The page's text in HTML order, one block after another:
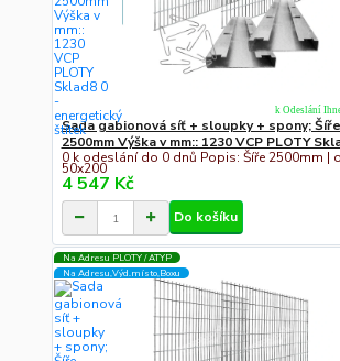
Sada gabionová síť + sloupky + spony; Šíře
2500mm Výška v mm:: 1230 VCP PLOTY
0 k odeslání do 0 dnů Popis: Šíře 2500mm |
50x200
4 547 Kč
k Odeslání
Do košíku
Na Adresu PLOTY / ATYP
Na Adresu,Výd.místo,Boxu